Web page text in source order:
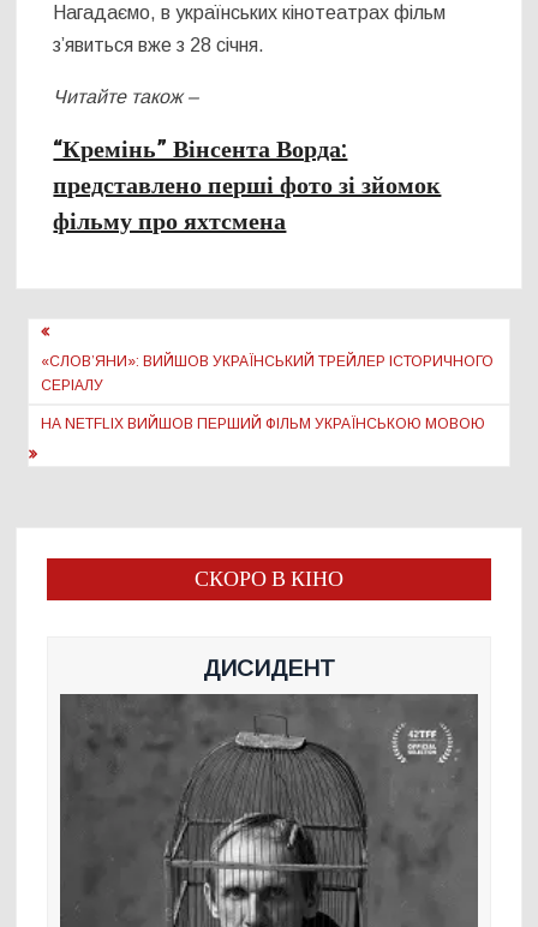
Нагадаємо, в українських кінотеатрах фільм
з’явиться вже з 28 січня.
Читайте також –
“Кремінь” Вінсента Ворда:
представлено перші фото зі зйомок
фільму про яхтсмена
Навігація
записів
«СЛОВʼЯНИ»: ВИЙШОВ УКРАЇНСЬКИЙ ТРЕЙЛЕР ІСТОРИЧНОГО
СЕРІАЛУ
НА NETFLIX ВИЙШОВ ПЕРШИЙ ФІЛЬМ УКРАЇНСЬКОЮ МОВОЮ
СКОРО В КІНО
ДИСИДЕНТ